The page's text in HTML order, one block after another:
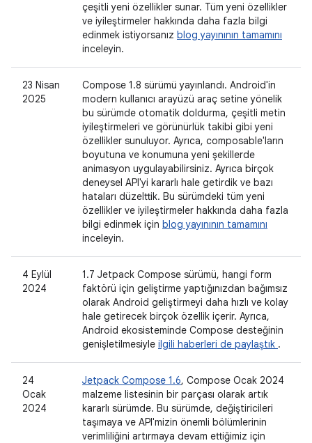
çeşitli yeni özellikler sunar. Tüm yeni özellikler
ve iyileştirmeler hakkında daha fazla bilgi
edinmek istiyorsanız blog yayınının tamamını
inceleyin.
23 Nisan
2025
Compose 1.8 sürümü yayınlandı. Android'in
modern kullanıcı arayüzü araç setine yönelik
bu sürümde otomatik doldurma, çeşitli metin
iyileştirmeleri ve görünürlük takibi gibi yeni
özellikler sunuluyor. Ayrıca, composable'ların
boyutuna ve konumuna yeni şekillerde
animasyon uygulayabilirsiniz. Ayrıca birçok
deneysel API'yi kararlı hale getirdik ve bazı
hataları düzelttik. Bu sürümdeki tüm yeni
özellikler ve iyileştirmeler hakkında daha fazla
bilgi edinmek için blog yayınının tamamını
inceleyin.
4 Eylül
2024
1.7 Jetpack Compose sürümü, hangi form
faktörü için geliştirme yaptığınızdan bağımsız
olarak Android geliştirmeyi daha hızlı ve kolay
hale getirecek birçok özellik içerir. Ayrıca,
Android ekosisteminde Compose desteğinin
genişletilmesiyle ilgili haberleri de paylaştık .
24
Ocak
2024
Jetpack Compose 1.6, Compose Ocak 2024
malzeme listesinin bir parçası olarak artık
kararlı sürümde. Bu sürümde, değiştiricileri
taşımaya ve API'mizin önemli bölümlerinin
verimliliğini artırmaya devam ettiğimiz için